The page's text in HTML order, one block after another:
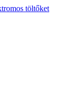
töltőket